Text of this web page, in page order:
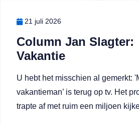
Column Jan Slagter:
Vakantie
21 juli 2026
U hebt het misschien al gemerkt:
vakantieman’ is terug op tv. Het
trapte af met ruim een miljoen